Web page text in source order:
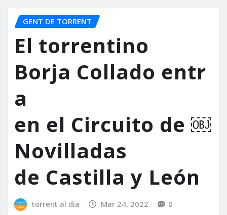
GENT DE TORRENT
El torrentino
Borja Collado entr
a
en el Circuito de ￼
Novilladas
de Castilla y León
torrent al dia Mar 24, 2022 0